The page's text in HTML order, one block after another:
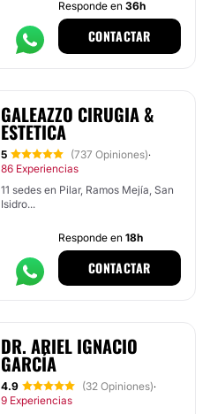
Responde en 36h
CONTACTAR
GALEAZZO CIRUGIA &
ESTETICA
5 (737 Opiniones)·
86 Experiencias
11 sedes en Pilar, Ramos Mejía, San
Isidro...
Responde en 18h
CONTACTAR
DR. ARIEL IGNACIO
GARCÍA
4.9 (32 Opiniones)·
9 Experiencias